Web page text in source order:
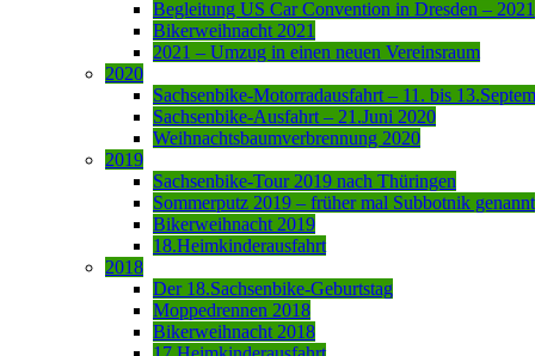
Begleitung US Car Convention in Dresden – 2021
Bikerweihnacht 2021
2021 – Umzug in einen neuen Vereinsraum
2020
Sachsenbike-Motorradausfahrt – 11. bis
Sachsenbike-Ausfahrt – 21.Juni 2020
Weihnachtsbaumverbrennung 2020
2019
Sachsenbike-Tour 2019 nach Thüringen
Sommerputz 2019 – früher mal Subbotnik genannt
Bikerweihnacht 2019
18.Heimkinderausfahrt
2018
Der 18.Sachsenbike-Geburtstag
Moppedrennen 2018
Bikerweihnacht 2018